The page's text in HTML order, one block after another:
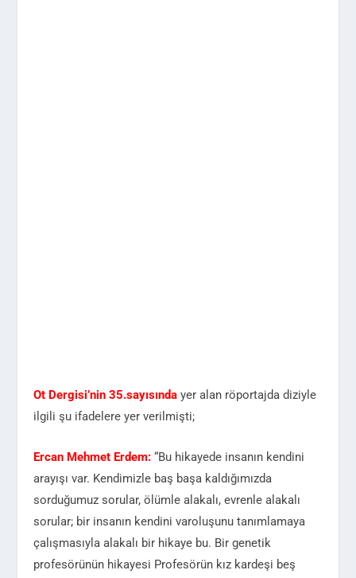
Ot Dergisi’nin 35.sayısında yer alan röportajda diziyle
ilgili şu ifadelere yer verilmişti;
Ercan Mehmet Erdem: “Bu hikayede insanın kendini
arayışı var. Kendimizle baş başa kaldığımızda
sorduğumuz sorular, ölümle alakalı, evrenle alakalı
sorular; bir insanın kendini varoluşunu tanımlamaya
çalışmasıyla alakalı bir hikaye bu. Bir genetik
profesörünün hikayesi Profesörün kız kardeşi beş